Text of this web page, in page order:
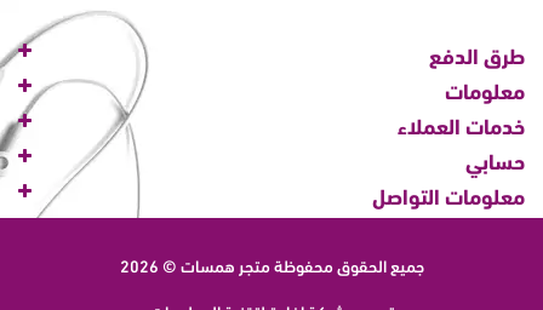
طرق الدفع
معلومات
خدمات العملاء
حسابي
معلومات التواصل
جميع الحقوق محفوظةمتجر همسات © 2026